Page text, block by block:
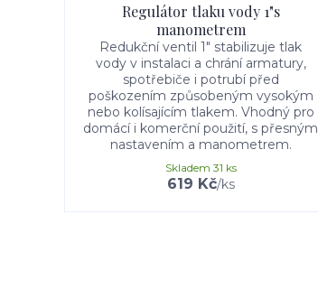
Regulátor tlaku vody 1"s
manometrem
Redukční ventil 1" stabilizuje tlak
vody v instalaci a chrání armatury,
spotřebiče i potrubí před
poškozením způsobeným vysokým
nebo kolísajícím tlakem. Vhodný pro
domácí i komerční použití, s přesným
nastavením a manometrem.
619 Kč/ks
Skladem 31 ks